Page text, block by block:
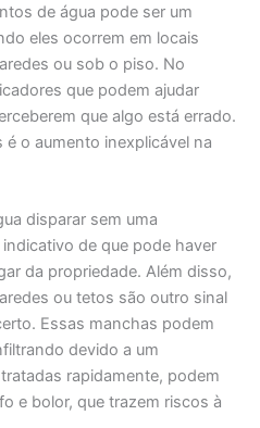
de água pode ser um
eles ocorrem em locais
ou sob o piso. No
que podem ajudar
que algo está errado.
o aumento inexplicável na
disparar sem uma
de que pode haver
da propriedade. Além disso,
ou tetos são outro sinal
Essas manchas podem
devido a um
rapidamente, podem
e bolor, que trazem riscos à